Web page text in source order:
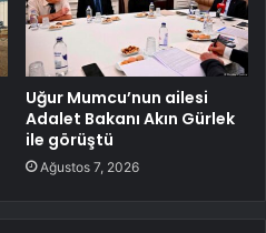
Uğur Mumcu’nun ailesi
Adalet Bakanı Akın Gürlek
ile görüştü
Ağustos 7, 2026